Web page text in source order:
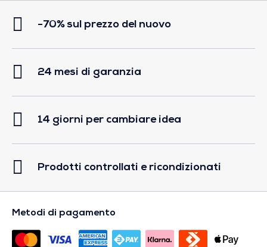
-70% sul prezzo del nuovo
24 mesi di garanzia
14 giorni per cambiare idea
Prodotti controllati e ricondizionati
Metodi di pagamento